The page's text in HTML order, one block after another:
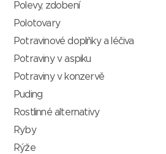
Polevy, zdobení
Polotovary
Potravinové doplňky a léčiva
Potraviny v aspiku
Potraviny v konzervě
Puding
Rostlinné alternativy
Ryby
Rýže